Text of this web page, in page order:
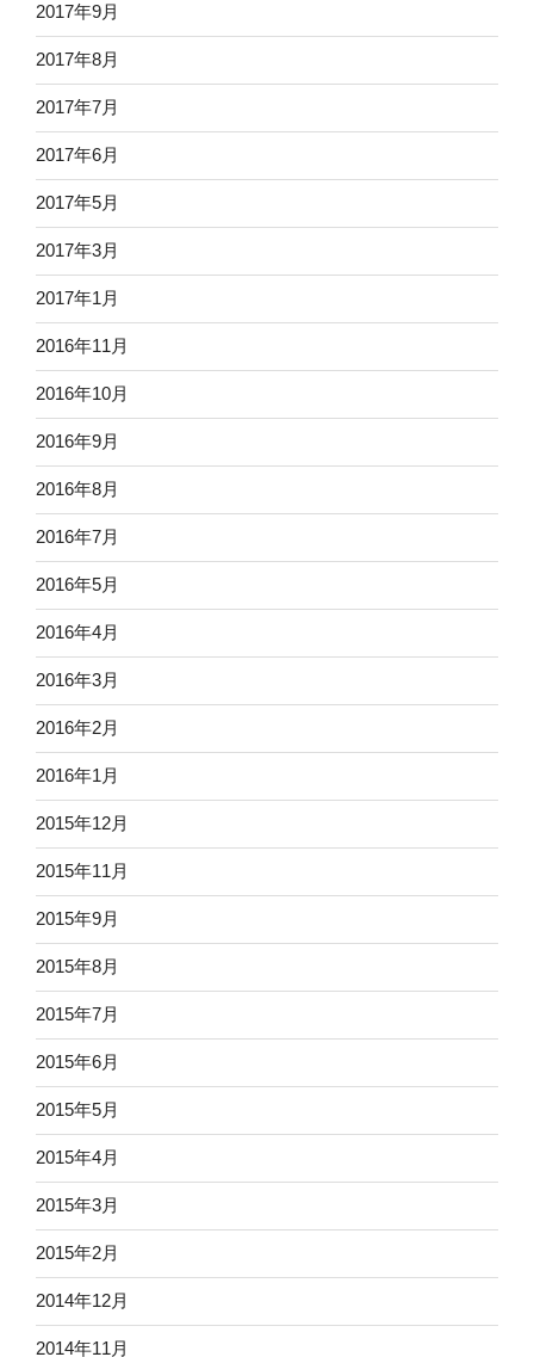
2017年9月
2017年8月
2017年7月
2017年6月
2017年5月
2017年3月
2017年1月
2016年11月
2016年10月
2016年9月
2016年8月
2016年7月
2016年5月
2016年4月
2016年3月
2016年2月
2016年1月
2015年12月
2015年11月
2015年9月
2015年8月
2015年7月
2015年6月
2015年5月
2015年4月
2015年3月
2015年2月
2014年12月
2014年11月